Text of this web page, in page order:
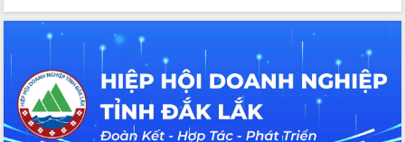
du khách thông qua Hệ thống cơ sở dữ
liệu và Bản đồ số
Tập huấn ứng dụng trí tuệ nhân tạo (AI)
trong thương mại điện tử năm 2026
Đoàn đại biểu Quốc hội tỉnh Đắk Lắk
trao đổi thông tin trước Kỳ họp thứ
nhất, Quốc hội khóa XVI